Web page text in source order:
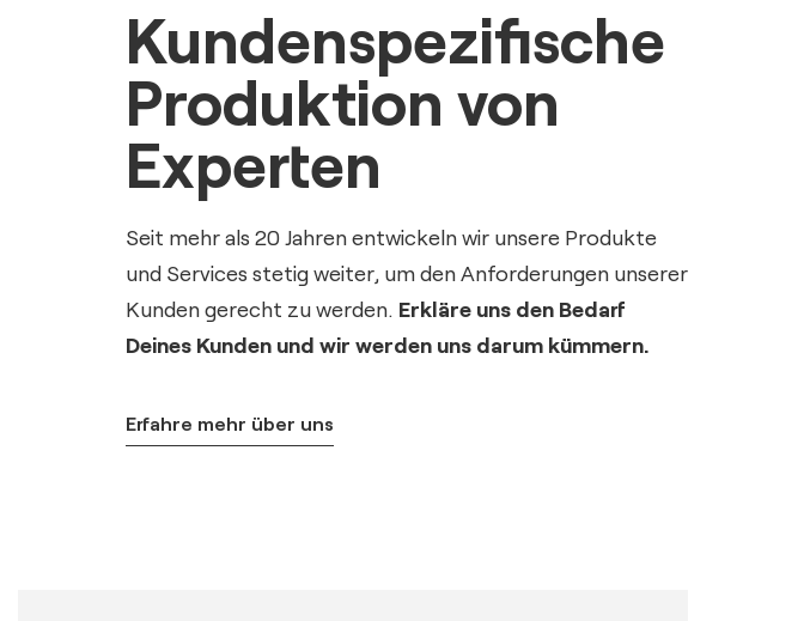
Kundenspezifische
Produktion von
Experten
Seit mehr als 20 Jahren entwickeln wir unsere Produkte
und Services stetig weiter, um den Anforderungen unserer
Kunden gerecht zu werden. Erkläre uns den Bedarf
Deines Kunden und wir werden uns darum kümmern.
Erfahre mehr über uns